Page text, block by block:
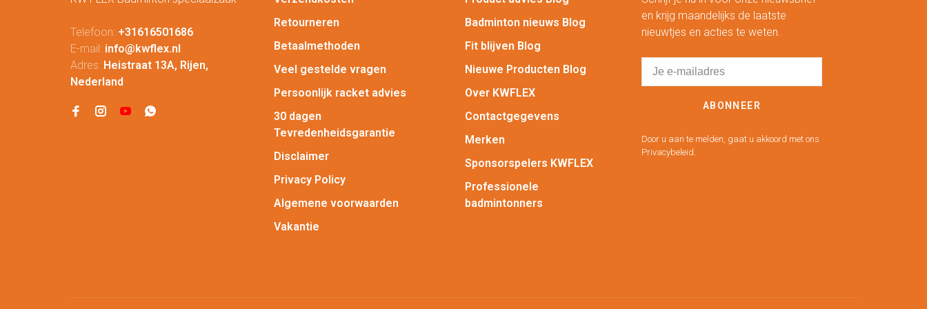
Telefoon: +31616501686
E-mail: info@kwflex.nl
Adres: Heistraat 13A, Rijen,
Nederland
Retourneren
Betaalmethoden
Veel gestelde vragen
Persoonlijk racket advies
30 dagen
Tevredenheidsgarantie
Disclaimer
Privacy Policy
Algemene voorwaarden
Vakantie
Badminton nieuws Blog
Fit blijven Blog
Nieuwe Producten Blog
Over KWFLEX
Contactgegevens
Merken
Sponsorspelers KWFLEX
Professionele
badmintonners
en krijg maandelijks de laatste
nieuwtjes en acties te weten.
ABONNEER
Door u aan te melden, gaat u akkoord met ons
Privacybeleid.